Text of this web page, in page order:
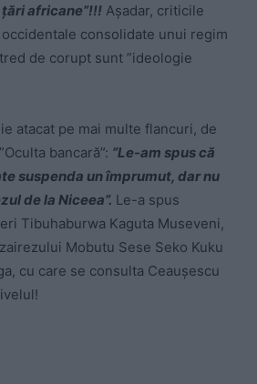
africane”!!! Așadar, criticile
consolidate unui regim
de corupt sunt ”ideologie
atacat pe mai multe flancuri, de
bancară”: ”Le-am spus că
suspenda un împrumut, dar nu
de la Niceea”. Le-a spus
Tibuhaburwa Kaguta Museveni,
Mobutu Sese Seko Kuku
cu care se consulta Ceaușescu